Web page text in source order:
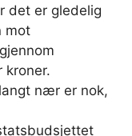
det er gledelig
mot
kroner.
nær er nok,